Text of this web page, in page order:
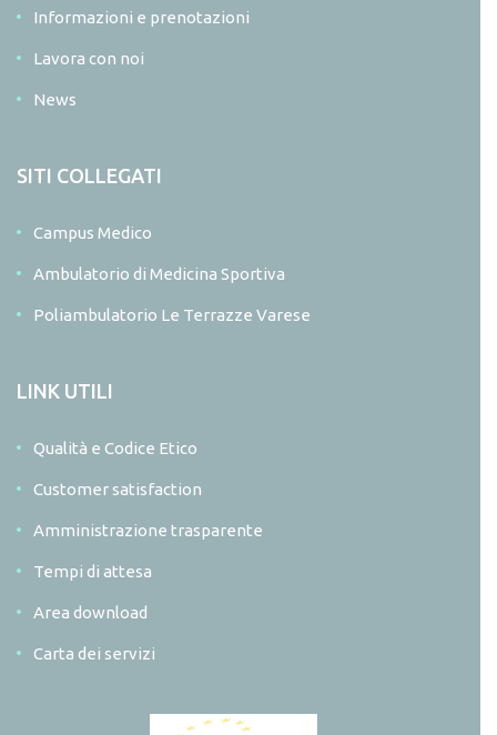
Informazioni e prenotazioni
Lavora con noi
News
SITI COLLEGATI
Campus Medico
Ambulatorio di Medicina Sportiva
Poliambulatorio Le Terrazze Varese
LINK UTILI
Qualità e Codice Etico
Customer satisfaction
Amministrazione trasparente
Tempi di attesa
Area download
Carta dei servizi